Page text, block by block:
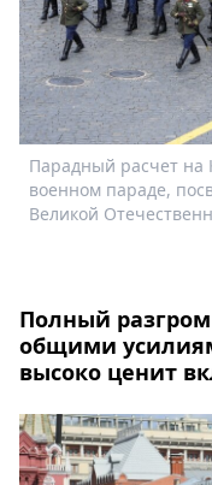
Парадный расчет на
военном параде,
Великой
Полный
общими
высоко ценит